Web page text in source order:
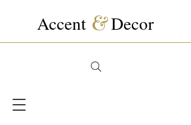
Accent &Decor